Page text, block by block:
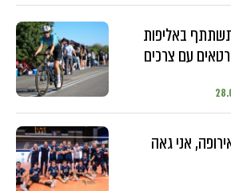
תשתתף באליפות
עם צרכים
אני גאה